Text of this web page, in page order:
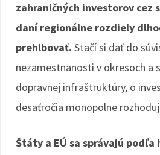
zahraničných investorov cez
daní regionálne rozdiely
prehlbovať. Stačí si dať do
nezamestnanosti v okresoch a
dopravnej infraštruktúry, o
desaťročia monopolne
Štáty a EÚ sa správajú podľa